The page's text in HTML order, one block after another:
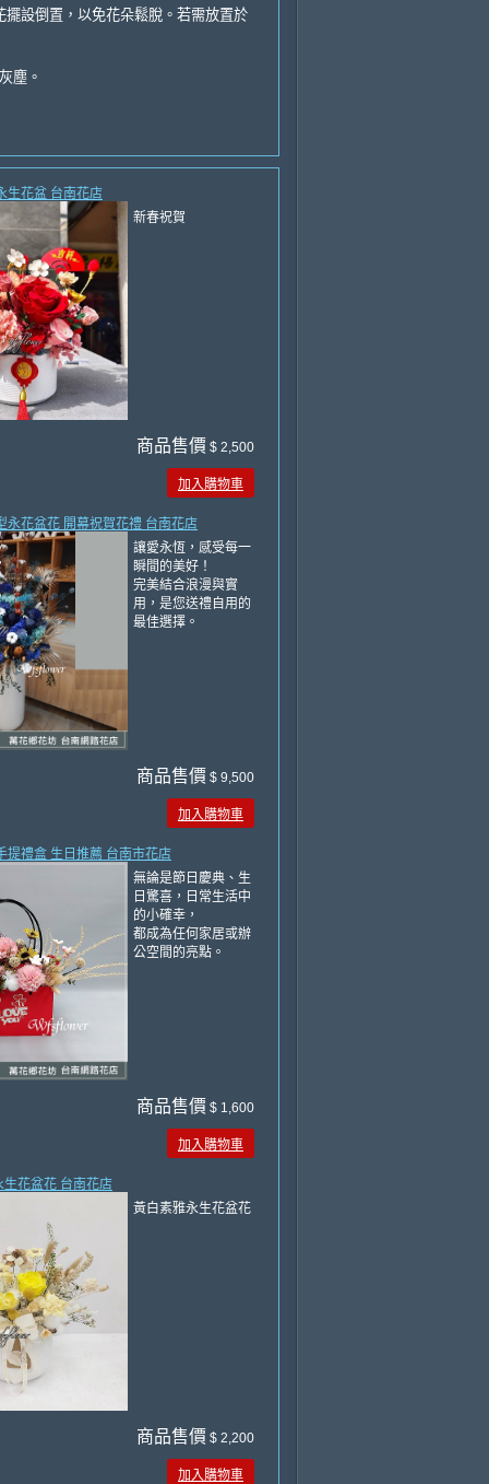
設倒置，以免花朵鬆脫。若需放置於
塵。
生花盆 台南花店
新春祝賀
商品售價 $ 2,500
加入購物車
永花盆花 開幕祝賀花禮 台南花店
讓愛永恆，感受每一
瞬間的美好！
完美結合浪漫與實
用，是您送禮自用的
最佳選擇。
商品售價 $ 9,500
加入購物車
提禮盒 生日推薦 台南市花店
無論是節日慶典、生
日驚喜，日常生活中
的小確幸，
都成為任何家居或辦
公空間的亮點。
商品售價 $ 1,600
加入購物車
花盆花 台南花店
黃白素雅永生花盆花
商品售價 $ 2,200
加入購物車